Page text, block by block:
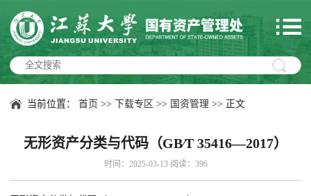
当前位置： 首页 >> 下载专区 >> 国资管理 >> 正文
无形资产分类与代码（GB∕T 35416—2017）
时间：2025-03-13 阅读： 396